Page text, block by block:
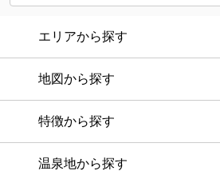
エリアから探す
地図から探す
特徴から探す
温泉地から探す